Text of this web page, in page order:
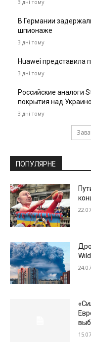
3 дні тому
В Германии
шпионаже
3 дні тому
Huawei представила
3 дні тому
Российские аналоги
покрытия над
3 дні тому
ПОПУЛЯРНЕ